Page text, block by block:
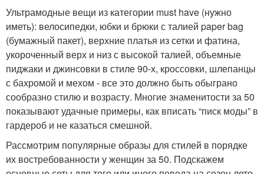
Ультрамодные вещи из категории must have (нужно
иметь): велосипедки, юбки и брюки с талией paper bag
(бумажный пакет), верхние платья из сетки и фатина,
укороченный верх и низ с высокой талией, объемные
пиджаки и джинсовки в стиле 90-х, кроссовки, шлепанцы
с бахромой и мехом - все это должно быть обыграно
сообразно стилю и возрасту. Многие знаменитости за 50
показывают удачные примеры, как вписать “писк моды” в
гардероб и не казаться смешной.
Рассмотрим популярные образы для стилей в порядке
их востребованности у женщин за 50. Подскажем